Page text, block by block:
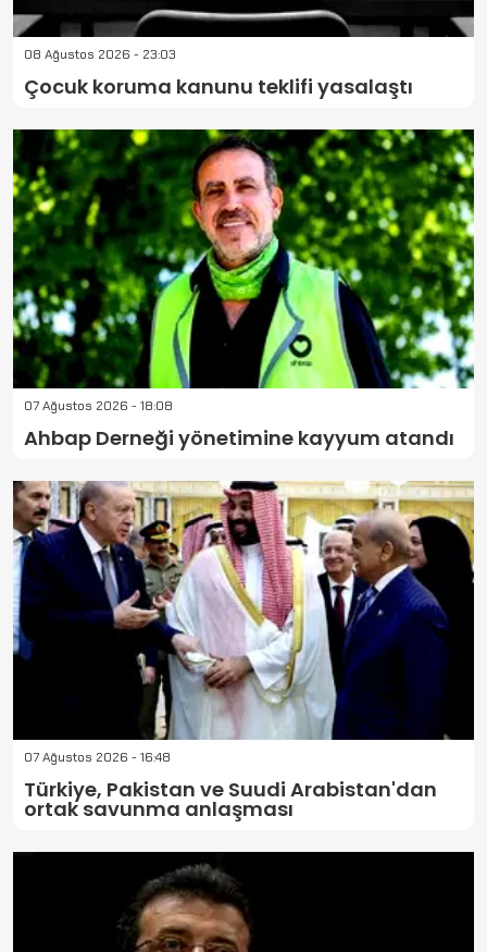
08 Ağustos 2026 - 23:03
Çocuk koruma kanunu teklifi yasalaştı
07 Ağustos 2026 - 18:08
Ahbap Derneği yönetimine kayyum atandı
07 Ağustos 2026 - 16:48
Türkiye, Pakistan ve Suudi Arabistan'dan
ortak savunma anlaşması